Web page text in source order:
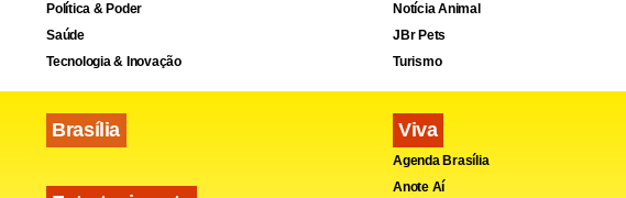
Política & Poder
Saúde
Tecnologia & Inovação
Brasília
Notícia Animal
JBr Pets
Turismo
Viva
Agenda Brasília
Anote Aí